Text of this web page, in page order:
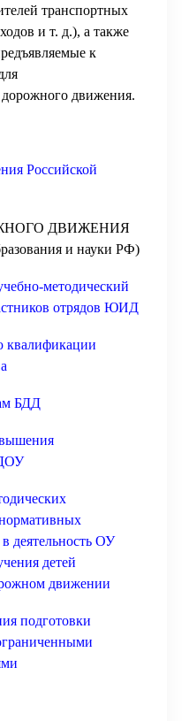
транспортных
и т. д.), а также
к
дорожного движения.
Российской
ДВИЖЕНИЯ
и науки РФ)
методический
отрядов ЮИД
БДД
деятельность ОУ
детей
движении
подготовки